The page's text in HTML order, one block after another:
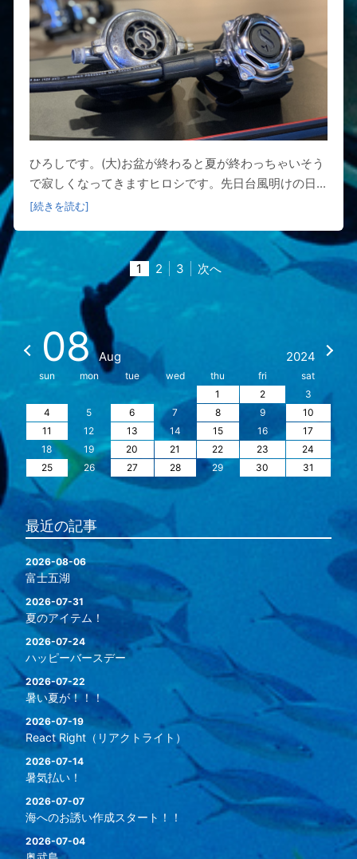
ひろしです。(大)お盆が終わると夏が終わっちゃいそう
で寂しくなってきますヒロシです。先日台風明けの日...
[続きを読む]
1 2 3 次へ
08 Aug 2024
sun mon tue wed thu fri
sat
1
2
3
4
5 6 7 8 9
10
11
12 13 14 15 16
17
18
19 20 21 22 23
24
25
26 27 28 29 30 31
最近の記事
2026-08-06
富士五湖
2026-07-31
夏のアイテム！
2026-07-24
ハッピーバースデー
2026-07-22
暑い夏が！！！
2026-07-19
React Right（リアクトライト）
2026-07-14
暑気払い！
2026-07-07
海へのお誘い作成スタート！！
2026-07-04